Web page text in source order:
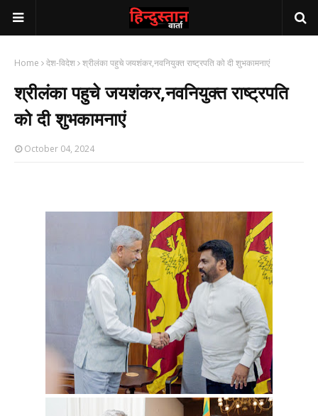
Home देश-विदेश श्रीलंका पहुचे जयशंकर,नवनियुक्त राष्ट्रपति को दी शुभकामनाएं
श्रीलंका पहुचे जयशंकर,नवनियुक्त राष्ट्रपति
को दी शुभकामनाएं
October 04, 2024